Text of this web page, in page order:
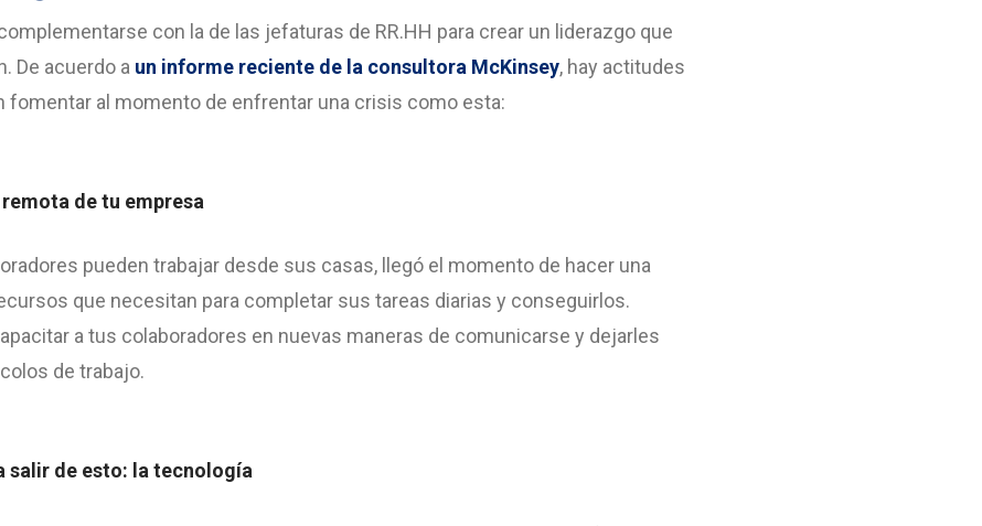
con la de las jefaturas de RR.HH para crear un liderazgo que
De acuerdo a un informe reciente de la consultora McKinsey, hay actitudes
fomentar al momento de enfrentar una crisis como esta:
de tu empresa
pueden trabajar desde sus casas, llegó el momento de hacer una
que necesitan para completar sus tareas diarias y conseguirlos.
a tus colaboradores en nuevas maneras de comunicarse y dejarles
de trabajo.
salir de esto: la tecnología